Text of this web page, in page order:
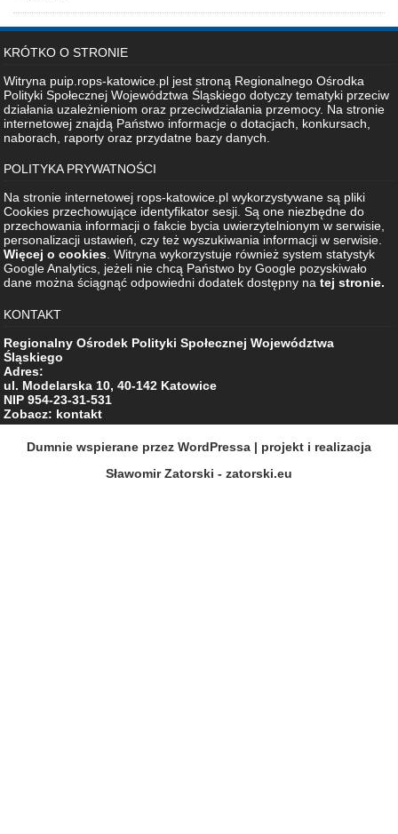
KRÓTKO O STRONIE
Witryna puip.rops-katowice.pl jest stroną Regionalnego Ośrodka
Polityki Społecznej Województwa Śląskiego dotyczy tematyki przeciw
działania uzależnieniom oraz przeciwdziałania przemocy. Na stronie
internetowej znajdą Państwo informacje o dotacjach, konkursach,
naborach, raporty oraz przydatne bazy danych.
POLITYKA PRYWATNOŚCI
Na stronie internetowej rops-katowice.pl wykorzystywane są pliki
Cookies przechowujące identyfikator sesji. Są one niezbędne do
przechowania informacji o fakcie bycia uwierzytelnionym w serwisie,
personalizacji ustawień, czy też wyszukiwania informacji w serwisie.
Więcej o cookies . Witryna wykorzystuje również system statystyk
Google Analytics, jeżeli nie chcą Państwo by Google pozyskiwało
dane można ściągnąć odpowiedni dodatek dostępny na tej stronie.
KONTAKT
Regionalny Ośrodek Polityki Społecznej Województwa
Śląskiego
Adres:
ul. Modelarska 10, 40-142 Katowice
NIP 954-23-31-531
Zobacz: kontakt
Dumnie wspierane przez WordPressa | projekt i realizacja
Sławomir Zatorski - zatorski.eu